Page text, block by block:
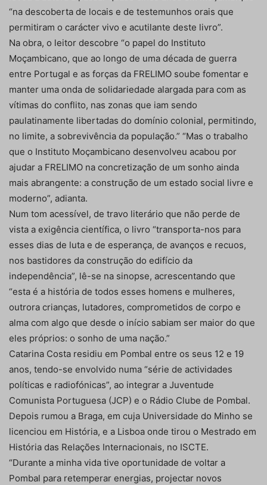
“na descoberta de locais e de testemunhos orais que
permitiram o carácter vivo e acutilante deste livro”.
Na obra, o leitor descobre “o papel do Instituto
Moçambicano, que ao longo de uma década de guerra
entre Portugal e as forças da FRELIMO soube fomentar e
manter uma onda de solidariedade alargada para com as
vítimas do conflito, nas zonas que iam sendo
paulatinamente libertadas do domínio colonial, permitindo,
no limite, a sobrevivência da população.” “Mas o trabalho
que o Instituto Moçambicano desenvolveu acabou por
ajudar a FRELIMO na concretização de um sonho ainda
mais abrangente: a construção de um estado social livre e
moderno”, adianta.
Num tom acessível, de travo literário que não perde de
vista a exigência científica, o livro “transporta-nos para
esses dias de luta e de esperança, de avanços e recuos,
nos bastidores da construção do edifício da
independência”, lê-se na sinopse, acrescentando que
“esta é a história de todos esses homens e mulheres,
outrora crianças, lutadores, comprometidos de corpo e
alma com algo que desde o início sabiam ser maior do que
eles próprios: o sonho de uma nação.”
Catarina Costa residiu em Pombal entre os seus 12 e 19
anos, tendo-se envolvido numa “série de actividades
políticas e radiofónicas”, ao integrar a Juventude
Comunista Portuguesa (JCP) e o Rádio Clube de Pombal.
Depois rumou a Braga, em cuja Universidade do Minho se
licenciou em História, e a Lisboa onde tirou o Mestrado em
História das Relações Internacionais, no ISCTE.
“Durante a minha vida tive oportunidade de voltar a
Pombal para retemperar energias, projectar novos